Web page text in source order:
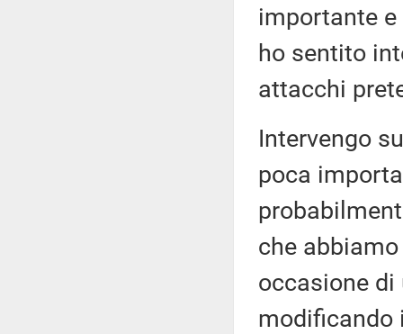
importante e
ho sentito
attacchi
Intervengo
poca
che
occasione di
modificando